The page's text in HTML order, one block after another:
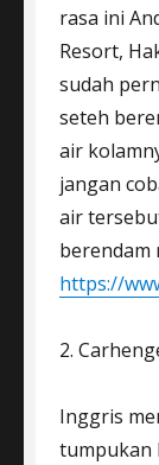
rasa ini
Resort,
sudah
seteh
air
jangan
air
berendam
https://
2.
Inggris
tumpukan